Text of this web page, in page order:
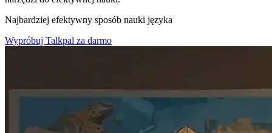
Najbardziej efektywny sposób nauki języka
Wypróbuj Talkpal za darmo